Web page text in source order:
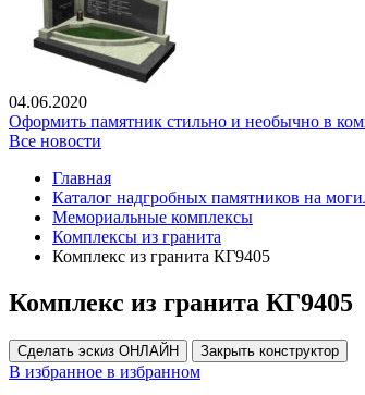
04.06.2020
Оформить памятник стильно и необычно в
Все новости
Главная
Каталог надгробных памятников на
Мемориальные комплексы
Комплексы из гранита
Комплекс из гранита КГ9405
Комплекс из гранита КГ9405
Сделать эскиз ОНЛАЙН Закрыть конструктор
В избранное в избранном